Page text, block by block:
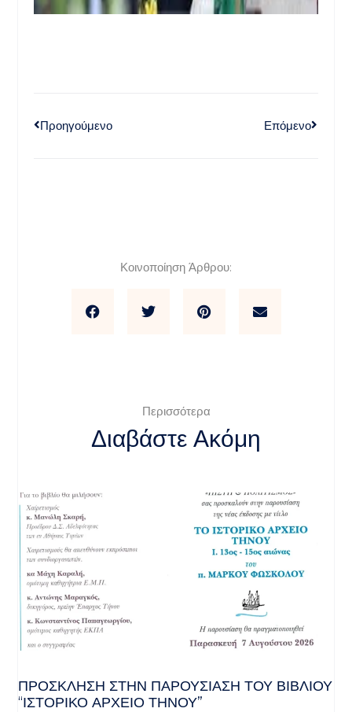
Προηγούμενο Επόμενο
Κοινοποίηση Άρθρου:
Περισσότερα
Διαβάστε Ακόμη
ΠΡΌΣΚΛΗΣΗ ΣΤΗΝ ΠΑΡΟΥΣΊΑΣΗ ΤΟΥ ΒΙΒΛΊΟΥ
“ΙΣΤΟΡΙΚΌ ΑΡΧΕΊΟ ΤΉΝΟΥ”